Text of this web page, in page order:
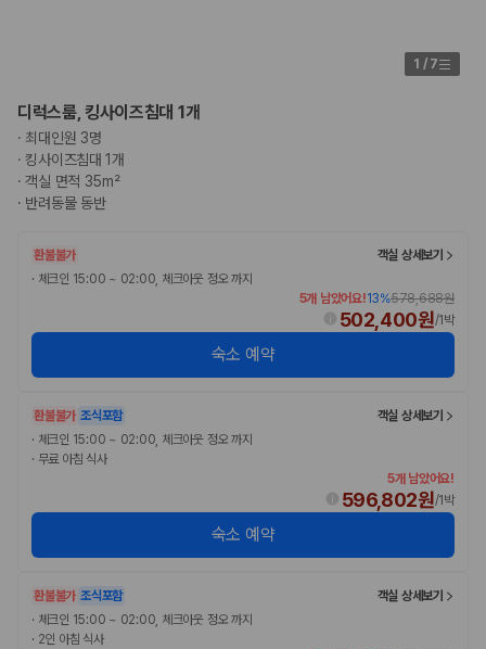
더 높은 보장 조건을 원하는 사용자에게 적합합니다.
카모아는 제주렌트카부터 국내·해외 렌트카까지 비교할 수 있는 렌트카 가
격비교 플랫폼입니다.
누적 이용 고객수
175,206
예약 가능 차량
Q. 제주렌트카 가격비교는 카모아에서 어떻게 하나요?
A. 대여일, 반납일, 인수 지역을 선택하면 제주도 렌트카 업체별 가격, 차종,
Q. 제주 렌트카 최저가는 무엇을 기준으로 비교해야 하나요?
Q. 제주공항 근처 렌트카도 비교할 수 있나요?
Q. 제주 렌트카 가격비교 시 보험도 함께 비교할 수 있나요?
제주렌트카 가격비교 주요 링크
1 / 7
디럭스룸, 킹사이즈침대 1개
· 최대인원 3명
·킹사이즈침대 1개
·객실 면적 35m²
· 반려동물 동반
환불불가
객실 상세보기
· 체크인 15:00 ~ 02:00, 체크아웃 정오 까지
5개 남았어요!13%578,688원
502,400원/1박
숙소 예약
환불불가 조식포함
객실 상세보기
· 체크인 15:00 ~ 02:00, 체크아웃 정오 까지
· 무료 아침 식사
5개 남았어요!
596,802원/1박
숙소 예약
환불불가 조식포함
객실 상세보기
· 체크인 15:00 ~ 02:00, 체크아웃 정오 까지
· 2인 아침 식사